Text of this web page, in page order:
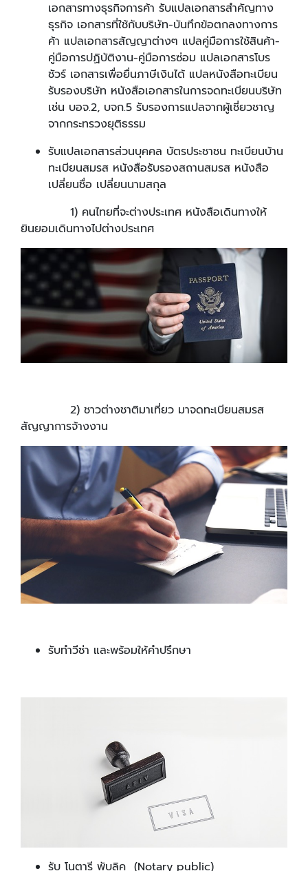
เอกสารทางธุรกิจการค้า รับแปลเอกสารสำคัญทาง
ธุรกิจ เอกสารที่ใช้กับบริษัท-บันทึกข้อตกลงทางการ
ค้า แปลเอกสารสัญญาต่างๆ แปลคู่มือการใช้สินค้า-
คู่มือการปฏิบัติงาน-คู่มือการซ่อม แปลเอกสารโบร
ชัวร์ เอกสารเพื่อยื่นภาษีเงินได้ แปลหนังสือทะเบียน
รับรองบริษัท หนังสือเอกสารในการจดทะเบียนบริษัท
เช่น บอจ.2, บจก.5 รับรองการแปลจากผู้เชี่ยวชาญ
จากกระทรวงยุติธรรม
รับแปลเอกสารส่วนบุคคล บัตรประชาชน ทะเบียนบ้าน
ทะเบียนสมรส หนังสือรับรองสถานสมรส หนังสือ
เปลี่ยนชื่อ เปลี่ยนนามสกุล
1) คนไทยที่จะต่างประเทศ หนังสือเดินทางให้
ยินยอมเดินทางไปต่างประเทศ
2) ชาวต่างชาติมาเที่ยว มาจดทะเบียนสมรส
สัญญาการจ้างงาน
รับทำวีซ่า และพร้อมให้คำปรึกษา
รับ โนตารี พับลิค (Notary public)